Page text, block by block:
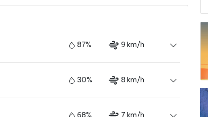
87% 9 km/h
30% 8 km/h
68% 7 km/h